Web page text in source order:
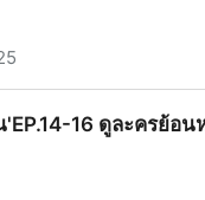
'EP.14-16 ดูละครย้อ